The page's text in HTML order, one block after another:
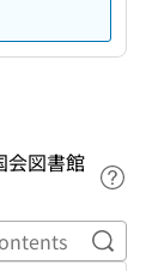
会図書館